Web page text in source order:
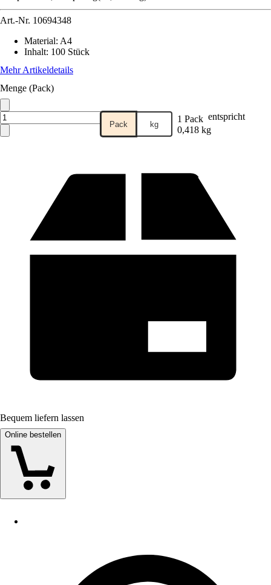
Art.-Nr. 10694348
Material: A4
Inhalt: 100 Stück
Mehr Artikeldetails
Menge (Pack)
Pack kg 1 Pack entspricht
0,418 kg
Bequem liefern lassen
Online bestellen